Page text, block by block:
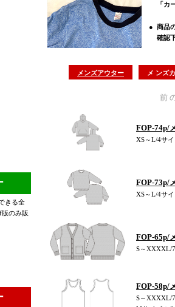
きる全
のみ販
「カ
● 商品
確認
メンズアウター メ ンズ
前
FOP-74p/
XS～L/4サ
FOP-73p/
XS～L/4サ
FOP-65p/
S～XXXXL/
FOP-58p/
S～XXXXL/